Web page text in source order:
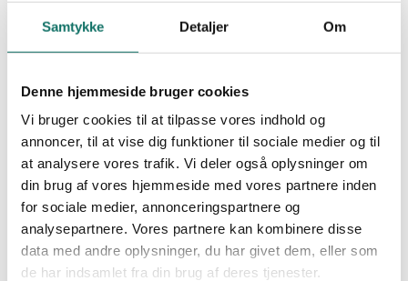
Samtykke Detaljer Om
Denne hjemmeside bruger cookies
Vi bruger cookies til at tilpasse vores indhold og
annoncer, til at vise dig funktioner til sociale medier og til
at analysere vores trafik. Vi deler også oplysninger om
din brug af vores hjemmeside med vores partnere inden
for sociale medier, annonceringspartnere og
analysepartnere. Vores partnere kan kombinere disse
data med andre oplysninger, du har givet dem, eller som
de har indsamlet fra din brug af deres tjenester.
Favoritter
Bliv kunde
0,00kr. 0
NEXCONEC
WIFI
Undervisning
GIGA-LAN
LAN-SWITCH
LAN-RACK
Dokumentation
Cases
Viden og nyheder
Academy
Kursus og uddannelse
Certificering og garanti
Praktik og krav